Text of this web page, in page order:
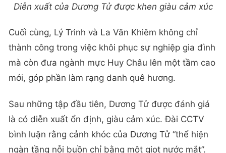
Diễn xuất của Dương Tử được khen giàu cảm xúc
thành công trong việc khôi phục sự nghiệp gia đình
mà còn đưa ngành mực Huy Châu lên một tầm cao
mới, góp phần làm rạng danh quê hương.